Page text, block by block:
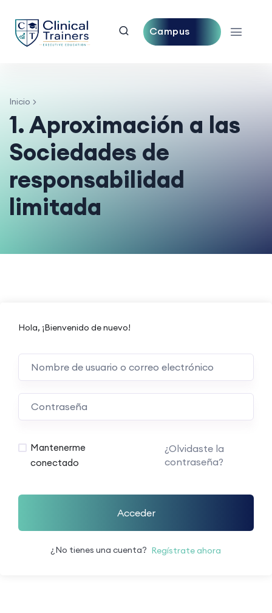
Campus
Inicio
1. Aproximación a las
Sociedades de
responsabilidad
limitada
Hola, ¡Bienvenido de nuevo!
Mantenerme
conectado
¿Olvidaste la
contraseña?
Acceder
¿No tienes una cuenta? Regístrate ahora